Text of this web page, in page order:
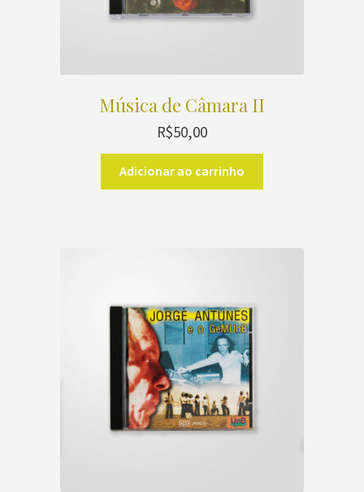
Música de Câmara II
R$50,00
Adicionar ao carrinho